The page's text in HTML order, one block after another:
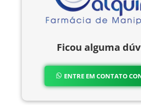
Ficou alguma
ENTRE EM CONTATO